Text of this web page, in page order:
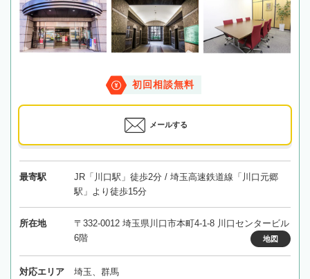
初回相談無料
メールする
最寄駅
JR「川口駅」徒歩2分 / 埼玉高速鉄道線「川口元郷
駅」より徒歩15分
所在地
〒332-0012 埼玉県川口市本町4-1-8 川口センタービル
6階
地図
対応エリア 埼玉、群馬